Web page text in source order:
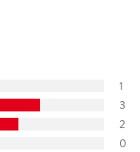
1
3
2
0